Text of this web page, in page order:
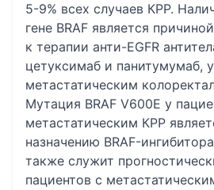
5-9% всех случаев КРР.
гене BRAF является
к терапии анти-EGFR
цетуксимаб и панитумумаб,
метастатическим
Мутация BRAF V600E у
метастатическим КРР
назначению BRAF-
также служит
пациентов с